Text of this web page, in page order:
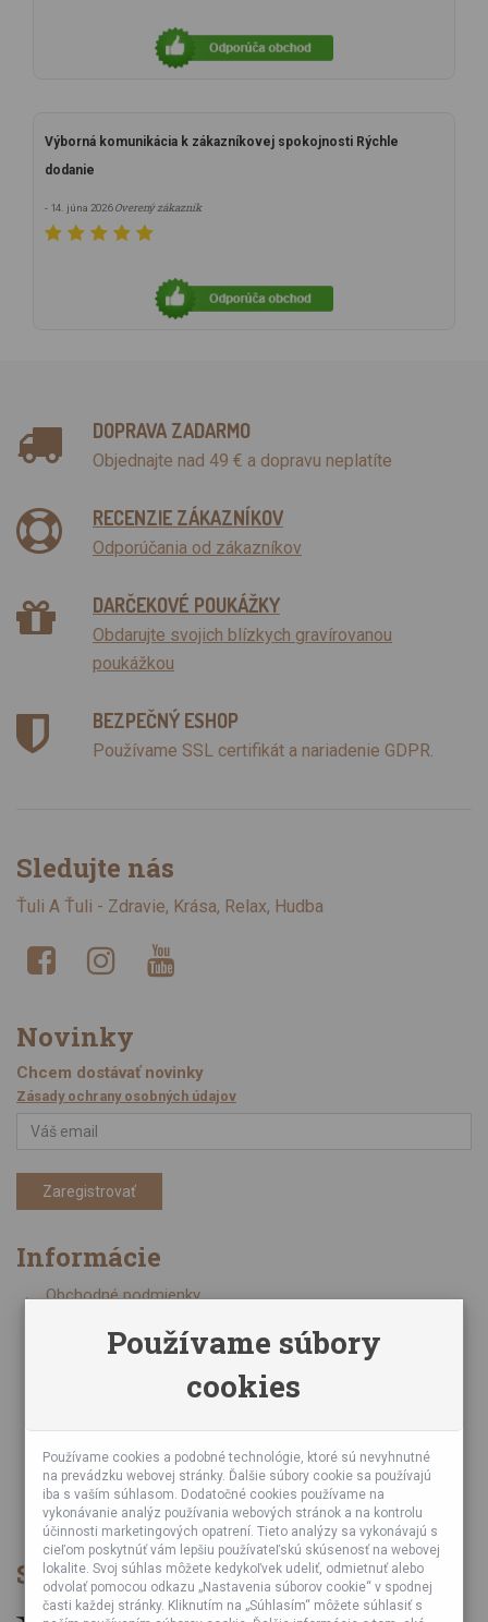
Výborná komunikácia k zákazníkovej spokojnosti Rýchle
dodanie
- 14. júna 2026Overený zákazník
DOPRAVA ZADARMO
Objednajte nad 49 € a dopravu neplatíte
RECENZIE ZÁKAZNÍKOV
Odporúčania od zákazníkov
DARČEKOVÉ POUKÁŽKY
Obdarujte svojich blízkych gravírovanou
poukážkou
BEZPEČNÝ ESHOP
Používame SSL certifikát a nariadenie GDPR.
Sledujte nás
Ťuli A Ťuli - Zdravie, Krása, Relax, Hudba
Novinky
Chcem dostávať novinky
Zásady ochrany osobných údajov
Zaregistrovať
Informácie
Obchodné podmienky
Online kurzy bubnovania
Poznáte nás z TV a Rádia
Partnerské predajne
Testy výrobkov
Ekológia
Veľkoobchod
Spôsob platby
Používame súbory
cookies
Používame cookies a podobné technológie, ktoré sú nevyhnutné
na prevádzku webovej stránky. Ďalšie súbory cookie sa používajú
iba s vaším súhlasom. Dodatočné cookies používame na
vykonávanie analýz používania webových stránok a na kontrolu
účinnosti marketingových opatrení. Tieto analýzy sa vykonávajú s
cieľom poskytnúť vám lepšiu používateľskú skúsenosť na webovej
lokalite. Svoj súhlas môžete kedykoľvek udeliť, odmietnuť alebo
odvolať pomocou odkazu „Nastavenia súborov cookie“ v spodnej
časti každej stránky. Kliknutím na „Súhlasím“ môžete súhlasiť s